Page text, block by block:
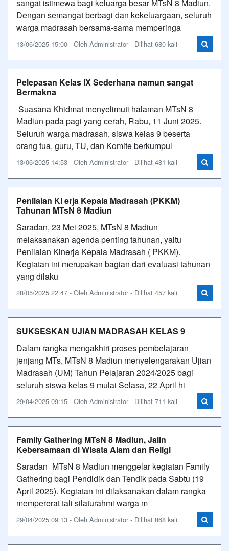
sangat istimewa bagi keluarga besar MTsN 8 Madiun.
Dengan semangat berbagi dan kekeluargaan, seluruh
warga madrasah bersama-sama memperinga
13/06/2025 15:00 - Oleh Administrator - Dilihat 680 kali
Pelepasan Kelas IX Sederhana namun sangat
Bermakna
Suasana Khidmat menyelimuti halaman MTsN 8
Madiun pada pagi yang cerah, Rabu, 11 Juni 2025.
Seluruh warga madrasah, siswa kelas 9 beserta
orang tua, guru, TU, dan Komite berkumpul
13/06/2025 14:53 - Oleh Administrator - Dilihat 481 kali
Penilaian Ki erja Kepala Madrasah (PKKM)
Tahunan MTsN 8 Madiun
Saradan, 23 Mei 2025, MTsN 8 Madiun
melaksanakan agenda penting tahunan, yaitu
Penilaian Kinerja Kepala Madrasah ( PKKM).
Kegiatan ini merupakan bagian dari evaluasi tahunan
yang dilaku
28/05/2025 22:47 - Oleh Administrator - Dilihat 457 kali
SUKSESKAN UJIAN MADRASAH KELAS 9
Dalam rangka mengakhiri proses pembelajaran
jenjang MTs, MTsN 8 Madiun menyelengarakan Ujian
Madrasah (UM) Tahun Pelajaran 2024/2025 bagi
seluruh siswa kelas 9 mulai Selasa, 22 April hi
29/04/2025 09:15 - Oleh Administrator - Dilihat 711 kali
Family Gathering MTsN 8 Madiun, Jalin
Kebersamaan di Wisata Alam dan Religi
Saradan_MTsN 8 Madiun menggelar kegiatan Family
Gathering bagi Pendidik dan Tendik pada Sabtu (19
April 2025). Kegiatan ini dilaksanakan dalam rangka
mempererat tali silaturahmi warga m
29/04/2025 09:13 - Oleh Administrator - Dilihat 868 kali